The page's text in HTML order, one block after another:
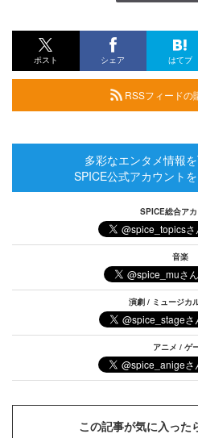
ポスト シェア はてブ
RSSフィードの
多彩なエンタメ情報
SPICE公式アカウント
SPICE総合アカ
音楽
演劇 / ミュージカ
アニメ / ゲ
この記事が気に入った